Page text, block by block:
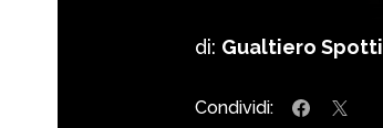
di: Gualtiero Spotti
Condividi: